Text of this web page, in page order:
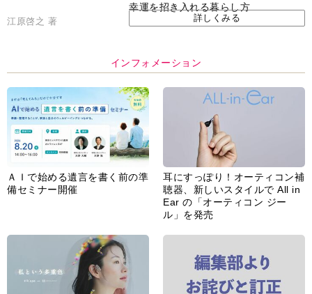
幸運を招き入れる暮らし方
江原啓之 著 詳しくみる
インフォメーション
ＡＩで始める遺言を書く前の準
備セミナー開催
耳にすっぽり！オーティコン補
聴器、新しいスタイルで All in
Ear の「オーティコン ジー
ル」を発売